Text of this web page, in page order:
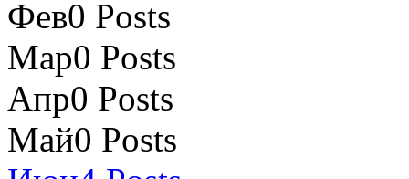
Фев0 Posts
Мар0 Posts
Апр0 Posts
Май0 Posts